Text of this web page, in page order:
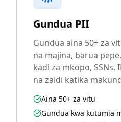
Gundua PII
Gundua aina 50+ za
na majina, barua
kadi za mkopo, SSNs,
na zaidi katika
Aina 50+ za vitu
Gundua kwa kutumia